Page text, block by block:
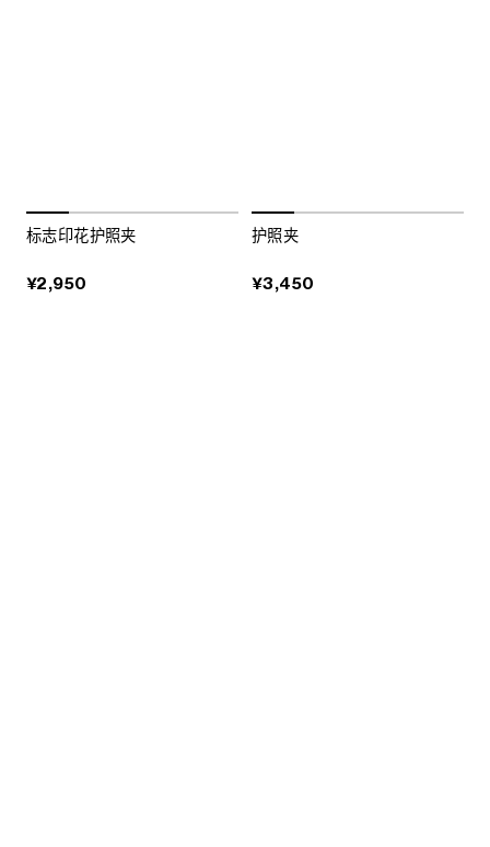
标志印花护照夹
¥2,950
护照夹
¥3,450